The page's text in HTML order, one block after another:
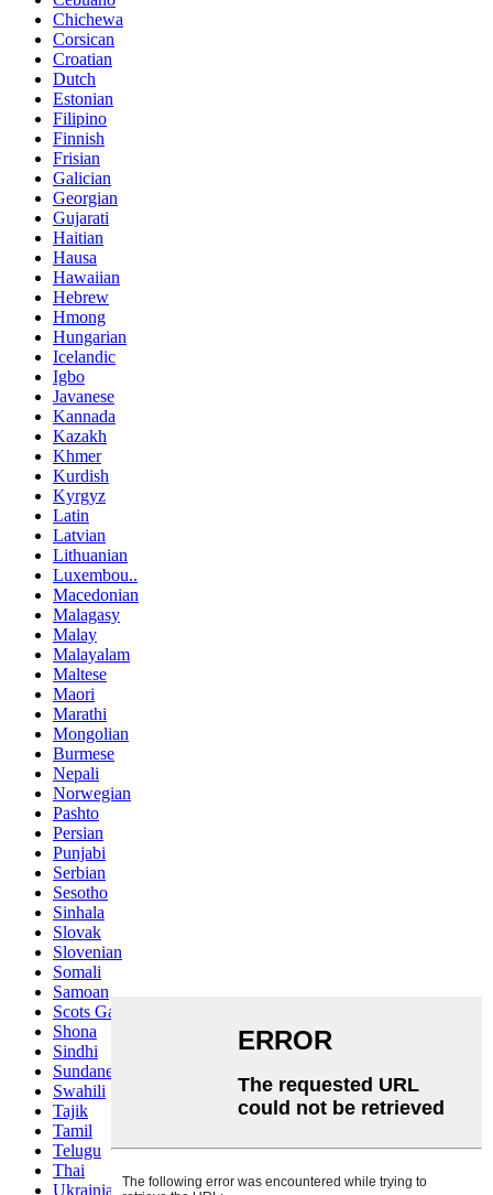
Chichewa
Corsican
Croatian
Dutch
Estonian
Filipino
Finnish
Frisian
Galician
Georgian
Gujarati
Haitian
Hausa
Hawaiian
Hebrew
Hmong
Hungarian
Icelandic
Igbo
Javanese
Kannada
Kazakh
Khmer
Kurdish
Kyrgyz
Latin
Latvian
Lithuanian
Luxembou..
Macedonian
Malagasy
Malay
Malayalam
Maltese
Maori
Marathi
Mongolian
Burmese
Nepali
Norwegian
Pashto
Persian
Punjabi
Serbian
Sesotho
Sinhala
Slovak
Slovenian
Somali
Samoan
Scots Gaelic
Shona
Sindhi
Sundanese
Swahili
Tajik
Tamil
Telugu
Thai
Ukrainian